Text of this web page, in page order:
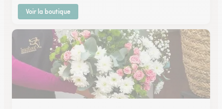
Voir la boutique